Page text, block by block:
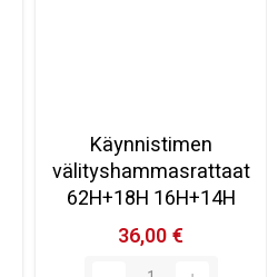
Käynnistimen
välityshammasrattaat
62H+18H 16H+14H
36,00 €